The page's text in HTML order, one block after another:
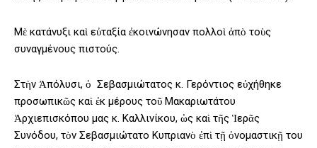
Μὲ κατάνυξι καὶ εὐταξία ἐκοινώνησαν πολλοὶ ἀπὸ τοὺς
συναγμένους πιστούς.
Στὴν Ἀπόλυσι, ὁ Σεβασμιώτατος κ. Γερόντιος εὐχήθηκε
προσωπικῶς καὶ ἐκ μέρους τοῦ Μακαριωτάτου
Ἀρχιεπισκόπου μας κ. Καλλινίκου, ὡς καὶ τῆς Ἱερᾶς
Συνόδου, τὸν Σεβασμιώτατο Κυπριανὸ ἐπὶ τῇ ὀνομαστικῇ του